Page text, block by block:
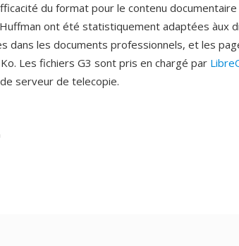
du format pour le contenu
ont été statistiquement adaptées àux
dans les documents professionnels, et les
Les fichiers G3 sont pris en chargé par
serveur de telecopie.